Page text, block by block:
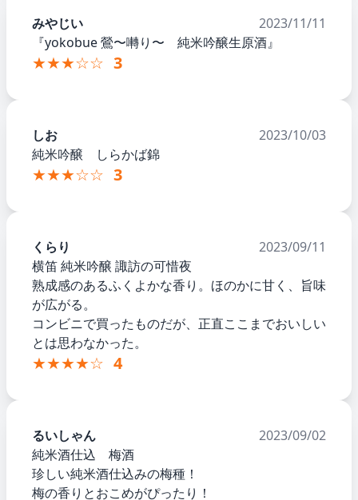
みやじい
2023/11/11
『yokobue 鶯〜囀り〜 純米吟醸生原酒』
★★★☆☆ 3
しお
2023/10/03
純米吟醸 しらかば錦
★★★☆☆ 3
くらり
2023/09/11
横笛 純米吟醸 諏訪の可惜夜
熟成感のあるふくよかな香り。ほのかに甘く、旨味
が広がる。
コンビニで買ったものだが、正直ここまでおいしい
とは思わなかった。
★★★★☆ 4
るいしゃん
2023/09/02
純米酒仕込 梅酒
珍しい純米酒仕込みの梅種！
梅の香りとおこめがぴったり！